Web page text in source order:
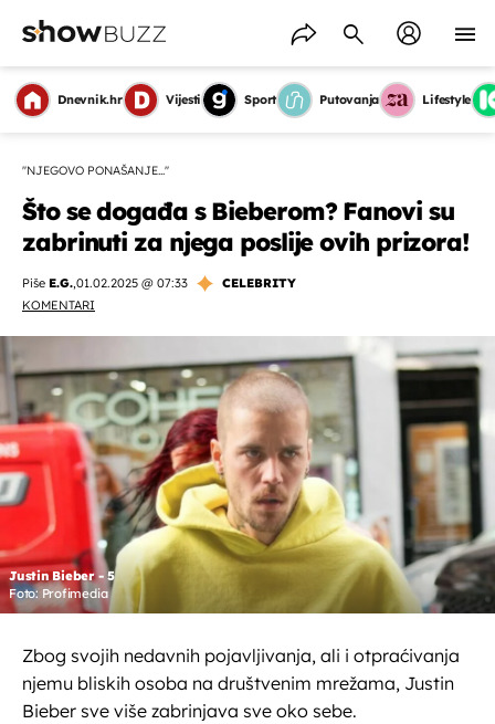
Dnevnik.hr Vijesti Sport Putovanja Lifestyle
''NJEGOVO PONAŠANJE...''
Što se događa s Bieberom? Fanovi su
zabrinuti za njega poslije ovih prizora!
Piše E.G.,01.02.2025 @ 07:33
CELEBRITY
KOMENTARI
Justin Bieber - 5
Foto: Profimedia
Zbog svojih nedavnih pojavljivanja, ali i otpraćivanja
njemu bliskih osoba na društvenim mrežama, Justin
Bieber sve više zabrinjava sve oko sebe.
OMOGUĆI OBAVIJESTI